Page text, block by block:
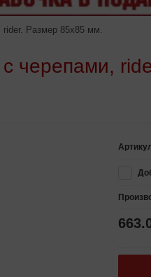
rider. Размер 85х85 мм.
черепами,